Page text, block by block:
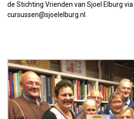
de Stichting Vrienden van Sjoel Elburg via
cursussen@sjoelelburg.nl.